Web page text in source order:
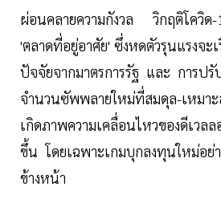
ผ่อนคลายความกังวล วิกฤติโควิ
'ตลาดที่อยู่อาศัย' ซึ่งหดตัวรุนแรงจะ
ปัจจัยจากมาตรการรัฐ และ การปรั
จำนวนซัพพลายใหม่ที่สมดุล-เหม
เกิดภาพความเคลื่อนไหวของดีเวล
ขึ้น โดยเฉพาะเกมบุกลงทุนใหม่อ
ข้างหน้า